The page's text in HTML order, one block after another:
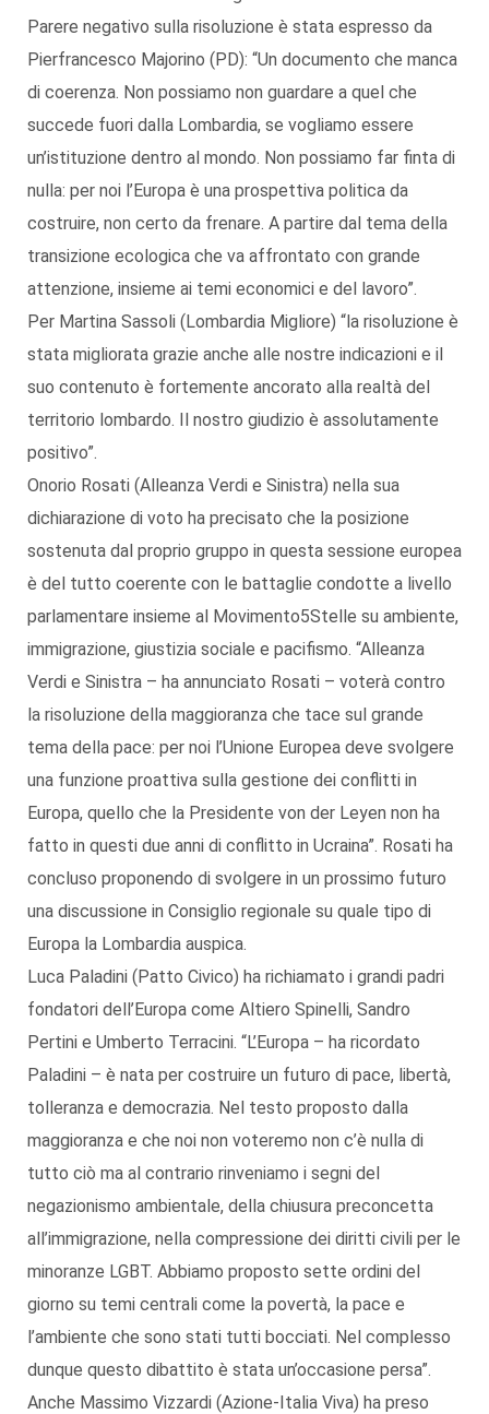
Parere negativo sulla risoluzione è stata espresso da
Pierfrancesco Majorino (PD): “Un documento che manca
di coerenza. Non possiamo non guardare a quel che
succede fuori dalla Lombardia, se vogliamo essere
un’istituzione dentro al mondo. Non possiamo far finta di
nulla: per noi l’Europa è una prospettiva politica da
costruire, non certo da frenare. A partire dal tema della
transizione ecologica che va affrontato con grande
attenzione, insieme ai temi economici e del lavoro”.
Per Martina Sassoli (Lombardia Migliore) “la risoluzione è
stata migliorata grazie anche alle nostre indicazioni e il
suo contenuto è fortemente ancorato alla realtà del
territorio lombardo. Il nostro giudizio è assolutamente
positivo”.
Onorio Rosati (Alleanza Verdi e Sinistra) nella sua
dichiarazione di voto ha precisato che la posizione
sostenuta dal proprio gruppo in questa sessione europea
è del tutto coerente con le battaglie condotte a livello
parlamentare insieme al Movimento5Stelle su ambiente,
immigrazione, giustizia sociale e pacifismo. “Alleanza
Verdi e Sinistra – ha annunciato Rosati – voterà contro
la risoluzione della maggioranza che tace sul grande
tema della pace: per noi l’Unione Europea deve svolgere
una funzione proattiva sulla gestione dei conflitti in
Europa, quello che la Presidente von der Leyen non ha
fatto in questi due anni di conflitto in Ucraina”. Rosati ha
concluso proponendo di svolgere in un prossimo futuro
una discussione in Consiglio regionale su quale tipo di
Europa la Lombardia auspica.
Luca Paladini (Patto Civico) ha richiamato i grandi padri
fondatori dell’Europa come Altiero Spinelli, Sandro
Pertini e Umberto Terracini. “L’Europa – ha ricordato
Paladini – è nata per costruire un futuro di pace, libertà,
tolleranza e democrazia. Nel testo proposto dalla
maggioranza e che noi non voteremo non c’è nulla di
tutto ciò ma al contrario rinveniamo i segni del
negazionismo ambientale, della chiusura preconcetta
all’immigrazione, nella compressione dei diritti civili per le
minoranze LGBT. Abbiamo proposto sette ordini del
giorno su temi centrali come la povertà, la pace e
l’ambiente che sono stati tutti bocciati. Nel complesso
dunque questo dibattito è stata un’occasione persa”.
Anche Massimo Vizzardi (Azione-Italia Viva) ha preso